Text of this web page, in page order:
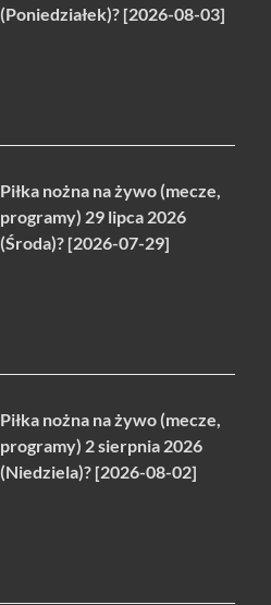
(Poniedziałek)? [2026-08-03]
Piłka nożna na żywo (mecze,
programy) 29 lipca 2026
(Środa)? [2026-07-29]
Piłka nożna na żywo (mecze,
programy) 2 sierpnia 2026
(Niedziela)? [2026-08-02]